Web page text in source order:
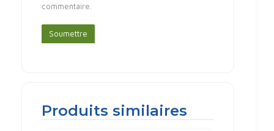
commentaire.
Produits similaires